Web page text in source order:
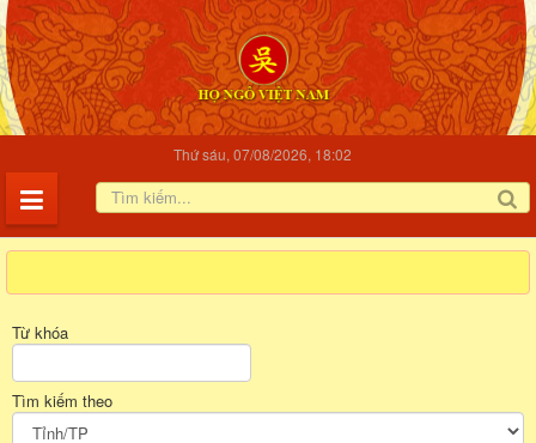
Thứ sáu, 07/08/2026, 18:02
Từ khóa
Tìm kiếm theo